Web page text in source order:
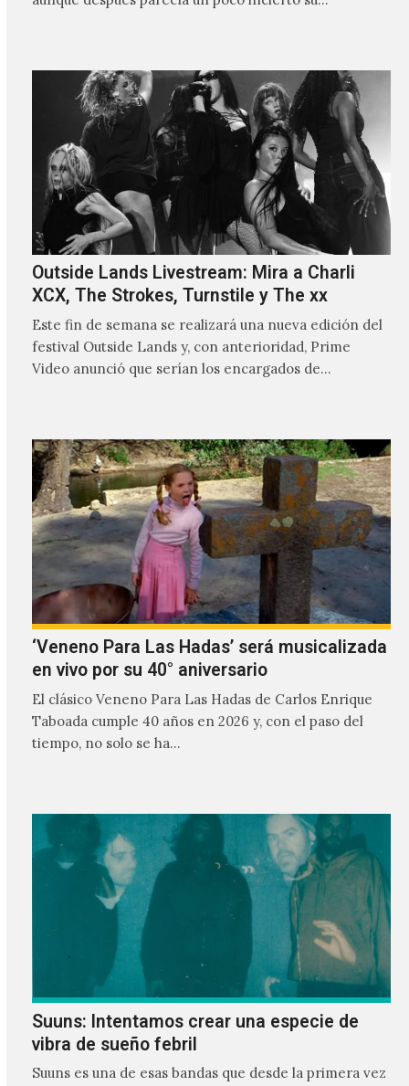
Outside Lands Livestream: Mira a Charli
XCX, The Strokes, Turnstile y The xx
Este fin de semana se realizará una nueva edición del
festival Outside Lands y, con anterioridad, Prime
Video anunció que serían los encargados de
‘Veneno Para Las Hadas’ será musicalizada
en vivo por su 40° aniversario
El clásico Veneno Para Las Hadas de Carlos Enrique
Taboada cumple 40 años en 2026 y, con el paso del
tiempo, no solo se ha…
Suuns: Intentamos crear una especie de
vibra de sueño febril
Suuns es una de esas bandas que desde la primera vez